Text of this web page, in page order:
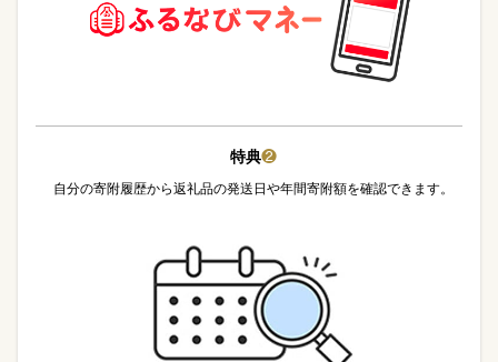
特典❷
自分の寄附履歴から返礼品の発送日や年間寄附額を確認できます。